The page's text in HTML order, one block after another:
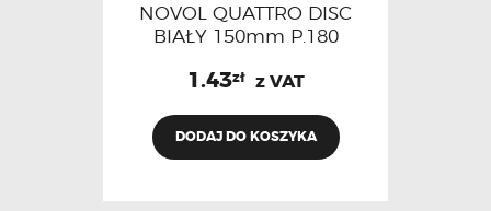
NOVOL QUATTRO DISC
BIAŁY 150mm P.180
1.43zł z VAT
DODAJ DO KOSZYKA